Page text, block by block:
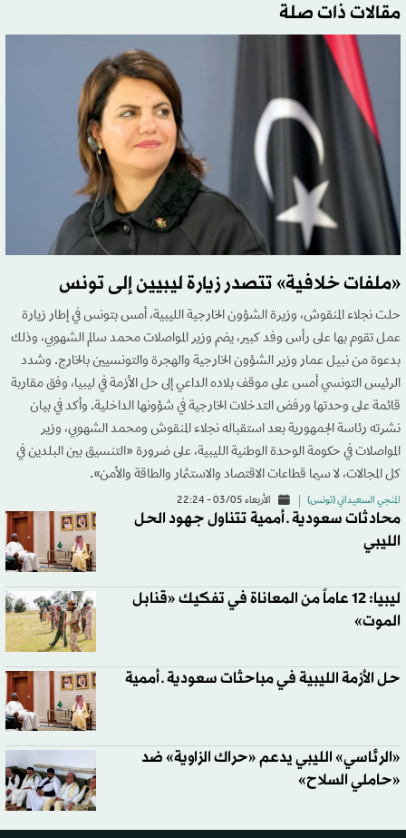
مقالات ذات صلة
«ملفات خلافية» تتصدر زيارة ليبيين إلى تونس
حلت نجلاء المنقوش، وزيرة الشؤون الخارجية الليبية، أمس بتونس في إطار زيارة
عمل تقوم بها على رأس وفد كبير، يضم وزير المواصلات محمد سالم الشهوبي، وذلك
بدعوة من نبيل عمار وزير الشؤون الخارجية والهجرة والتونسيين بالخارج. وشدد
الرئيس التونسي أمس على موقف بلاده الداعي إلى حل الأزمة في ليبيا، وفق مقاربة
قائمة على وحدتها ورفض التدخلات الخارجية في شؤونها الداخلية. وأكد في بيان
نشرته رئاسة الجمهورية بعد استقباله نجلاء المنقوش ومحمد الشهوبي، وزير
المواصلات في حكومة الوحدة الوطنية الليبية، على ضرورة «التنسيق بين البلدين في
كل المجالات، لا سيما قطاعات الاقتصاد والاستثمار والطاقة والأمن».
المنجي السعيداني (تونس) الأربعاء 03/05 - 22:24
محادثات سعودية ـ أممية تتناول جهود الحل
الليبي
ليبيا: 12 عاماً من المعاناة في تفكيك «قنابل
الموت»
حل الأزمة الليبية في مباحثات سعودية ـ أممية
«الرئاسي» الليبي يدعم «حراك الزاوية» ضد
«حاملي السلاح»